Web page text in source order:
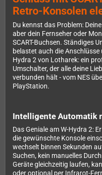
Retro-Konsolen
Du kennst das Problem:
aber dein Fernseher oder
SCART-Buchsen. Ständiges
belastet auch die
Hydra 2 von Lotharek: ein
Umschalter, der alle deine
verbunden hält - vom NES
PlayStation.
Intelligente Automatik
Das Geniale am W-Hydra 2:
die gewünschte Konsole
wechselt binnen Sekunden
Suchen, kein manuelles
Geräte gleichzeitig laufen,
oder optional per Infrarot-